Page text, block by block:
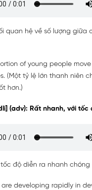
quan hệ về số lượng giữa
of young people
(Một tỷ lệ lớn thanh niên
hơn.)
(adv): Rất nhanh, với tốc
độ diễn ra nhanh chóng
are developing rapidly in